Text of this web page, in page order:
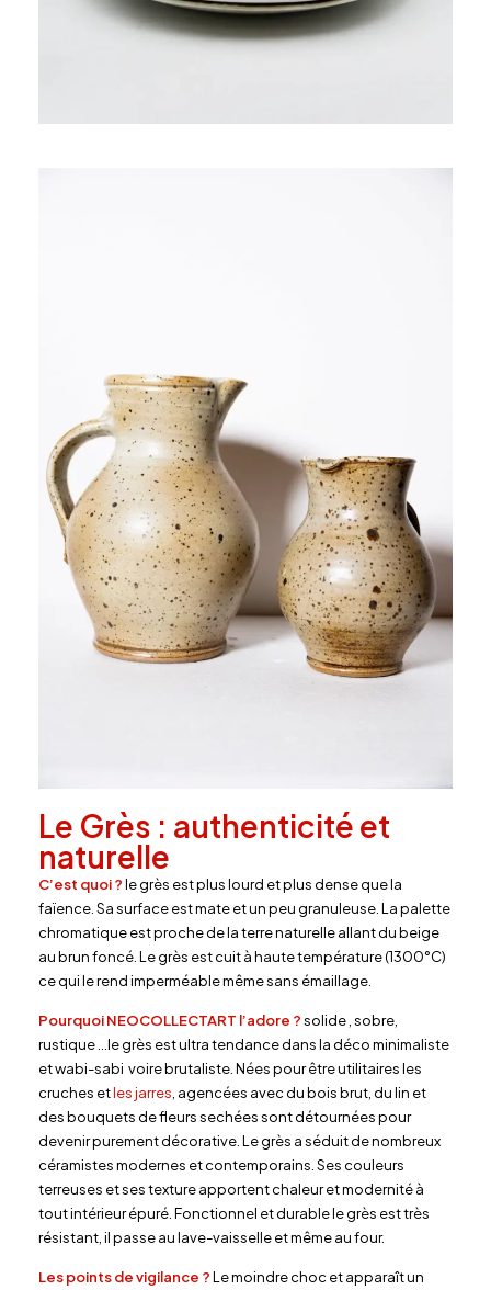
Le Grès : authenticité et
naturelle
C’est quoi ?le grès est plus lourd et plus dense que la
faïence. Sa surface est mate et un peu granuleuse. La palette
chromatique est proche de la terre naturelle allant du beige
au brun foncé. Le grès est cuit à haute température (1300°C)
ce qui le rend imperméable même sans émaillage.
Pourquoi NEOCOLLECTART l’adore ?solide , sobre,
rustique …le grès est ultra tendance dans la déco minimaliste
et wabi-sabi voire brutaliste. Nées pour être utilitaires les
cruches etles jarres, agencées avec du bois brut, du lin et
des bouquets de fleurs sechées sont détournées pour
devenir purement décorative. Le grès a séduit de nombreux
céramistes modernes et contemporains. Ses couleurs
terreuses et ses texture apportent chaleur et modernité à
tout intérieur épuré. Fonctionnel et durable le grès est très
résistant, il passe au lave-vaisselle et même au four.
Les points de vigilance ?Le moindre choc et apparaît un